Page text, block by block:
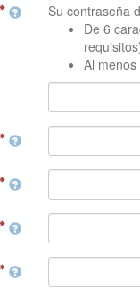
Su contraseña
De 6
Al